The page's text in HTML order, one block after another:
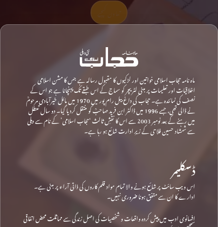
ماہ نامہ حجاب اسلامی خواتین اور لڑکیوں کا مقبول رسالہ ہے جس کا مشن اسلامی
اخلاقیات اور تعلیمات پر مبنی لٹریچر کو سماج کے اس طبقے تک پہنچانا ہے جو اس کے
نصف کی نمائندہ ہے۔ حجاب کی داغ بیل رام پور میں 1970 میں مائل خیرآبادی مرحومؒ
نے ڈالی تھی، جسے 1996 میں ڈاکٹر ابن فرید صاحبؒ کو منتقل کردیا گیا۔ دو سال تعطل
میں رہنے کے بعد نومبر 2003 سے اس کا نقشِ ثالث ‘حجاب اسلامی’ کے نام سے دہلی
سے شمشاد حسین فلاحی کے زیرِ ادارت شائع ہو رہا ہے۔
ڈسکلیمر
اس ویب سائٹ پر شائع ہونے والا تمام مواد قلم کاروں کی ذاتی آراء پر مبنی ہے۔
ادارے کا ان سے متفق ہونا ضروری نہیں۔
افسانوی ادب میں پیش کردہ واقعات و شخصیات کی اصل زندگی سے مماثلت محض اتفاقی